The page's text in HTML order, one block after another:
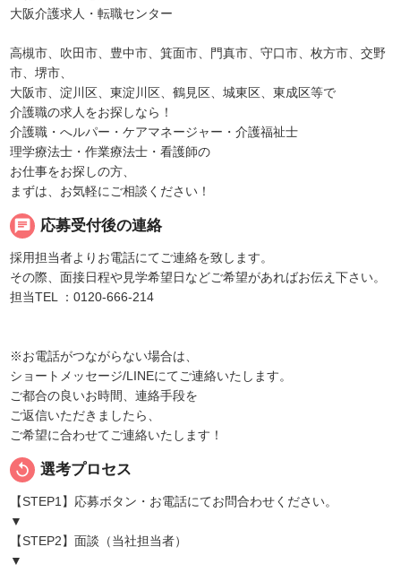
大阪介護求人・転職センター
高槻市、吹田市、豊中市、箕面市、門真市、守口市、枚方市、交野
市、堺市、
大阪市、淀川区、東淀川区、鶴見区、城東区、東成区等で
介護職の求人をお探しなら！
介護職・へルパー・ケアマネージャー・介護福祉士
理学療法士・作業療法士・看護師の
お仕事をお探しの方、
まずは、お気軽にご相談ください！
chat 応募受付後の連絡
採用担当者よりお電話にてご連絡を致します。
その際、面接日程や見学希望日などご希望があればお伝え下さい。
担当TEL ：0120-666-214
※お電話がつながらない場合は、
ショートメッセージ/LINEにてご連絡いたします。
ご都合の良いお時間、連絡手段を
ご返信いただきましたら、
ご希望に合わせてご連絡いたします！
replay 選考プロセス
【STEP1】応募ボタン・お電話にてお問合わせください。
▼
【STEP2】面談（当社担当者）
▼